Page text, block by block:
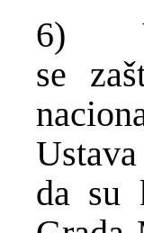
6)
se
da su